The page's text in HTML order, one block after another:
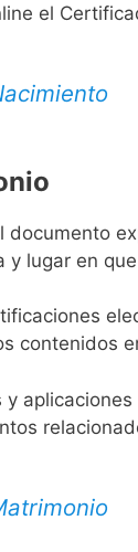
el
y lugar en
contenidos